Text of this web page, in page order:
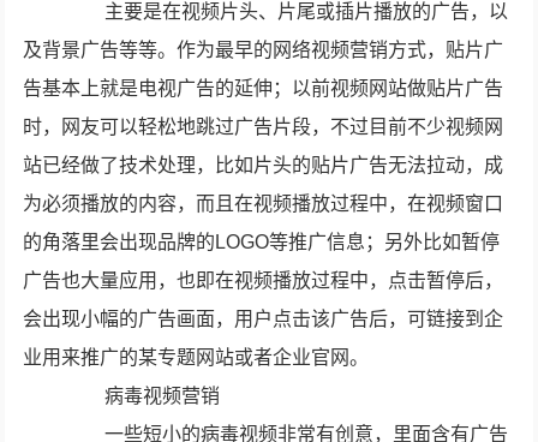
主要是在视频片头、片尾或插片播放的广告，以
及背景广告等等。作为最早的网络视频营销方式，贴片广
告基本上就是电视广告的延伸；以前视频网站做贴片广告
时，网友可以轻松地跳过广告片段，不过目前不少视频网
站已经做了技术处理，比如片头的贴片广告无法拉动，成
为必须播放的内容，而且在视频播放过程中，在视频窗口
的角落里会出现品牌的LOGO等推广信息；另外比如暂停
广告也大量应用，也即在视频播放过程中，点击暂停后，
会出现小幅的广告画面，用户点击该广告后，可链接到企
业用来推广的某专题网站或者企业官网。
病毒视频营销
一些短小的病毒视频非常有创意，里面含有广告